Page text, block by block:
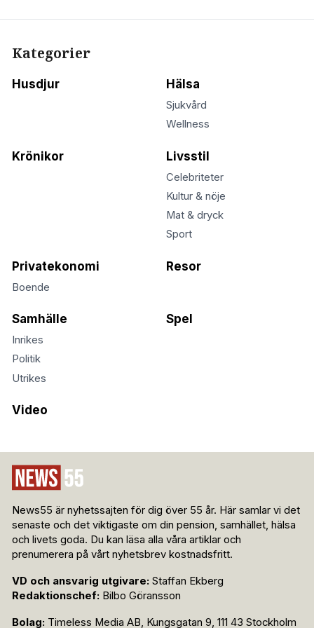
Kategorier
Husdjur Hälsa
Sjukvård
Wellness
Krönikor Livsstil
Celebriteter
Kultur & nöje
Mat & dryck
Sport
Privatekonomi
Boende
Resor
Samhälle
Inrikes
Politik
Utrikes
Spel
Video
News55 är nyhetssajten för dig över 55 år. Här samlar vi det
senaste och det viktigaste om din pension, samhället, hälsa
och livets goda. Du kan läsa alla våra artiklar och
prenumerera på vårt nyhetsbrev kostnadsfritt.
VD och ansvarig utgivare: Staffan Ekberg
Redaktionschef: Bilbo Göransson
Bolag: Timeless Media AB, Kungsgatan 9, 111 43 Stockholm